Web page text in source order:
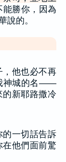
能勝你，因為
說的。
他也必不再
神城的名——
新耶路撒冷
的一切話告訴
他們面前驚